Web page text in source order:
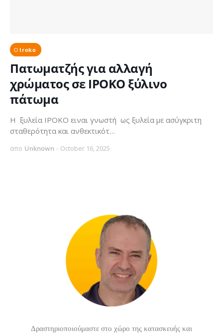
Iroko
Πατωματζής για αλλαγή
χρώματος σε ΙΡΟΚΟ ξύλινο
πάτωμα
Η ξυλεία ΙΡΟΚΟ ειναι γνωστή ως ξυλεία με ασύγκριτη
σταθερότητα και ανθεκτικότ…
απο Unknown - October 16, 2025
Δραστηριοποιούμαστε στο χώρο της κατασκευής και